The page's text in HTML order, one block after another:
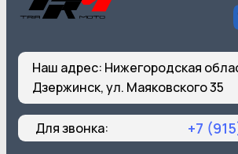
Наш адрес: Нижегородская
Дзержинск, ул. Маяковского 35
Для звонка: +7